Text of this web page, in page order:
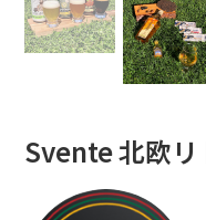
Svente 北欧